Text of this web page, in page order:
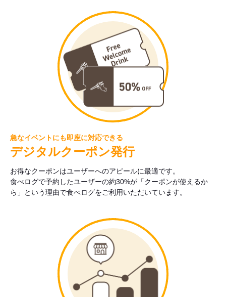
急なイベントにも即座に対応できる
デジタルクーポン発行
お得なクーポンはユーザーへのアピールに最適です。
食べログで予約したユーザーの約30%が「クーポンが使えるか
ら」という理由で食べログをご利用いただいています。